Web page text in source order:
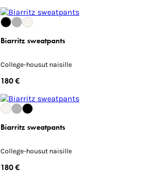
Biarritz sweatpants
College-housut naisille
180 €
Biarritz sweatpants
College-housut naisille
180 €